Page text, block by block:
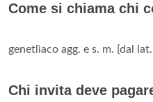
Come si chiama chi
genetlìaco agg. e s. m. [dal lat.
Chi invita deve